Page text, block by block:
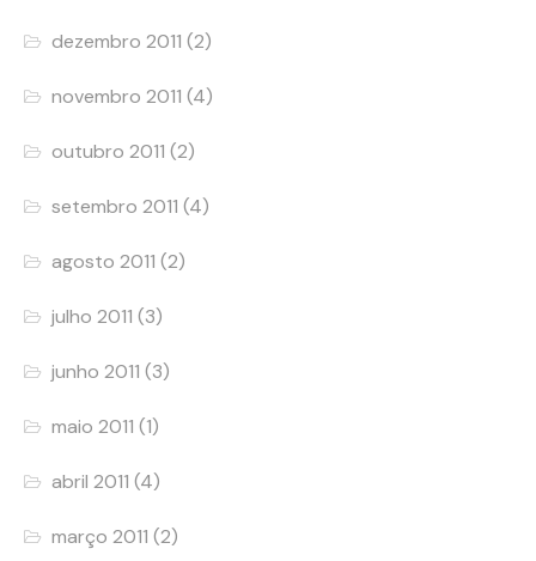
dezembro 2011 (2)
novembro 2011 (4)
outubro 2011 (2)
setembro 2011 (4)
agosto 2011 (2)
julho 2011 (3)
junho 2011 (3)
maio 2011 (1)
abril 2011 (4)
março 2011 (2)